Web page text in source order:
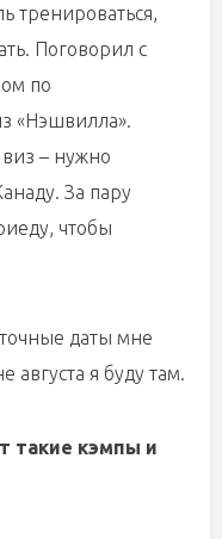
тренироваться,
Поговорил с
по
«Нэшвилла».
– нужно
За пару
чтобы
даты мне
я буду там.
такие кэмпы и